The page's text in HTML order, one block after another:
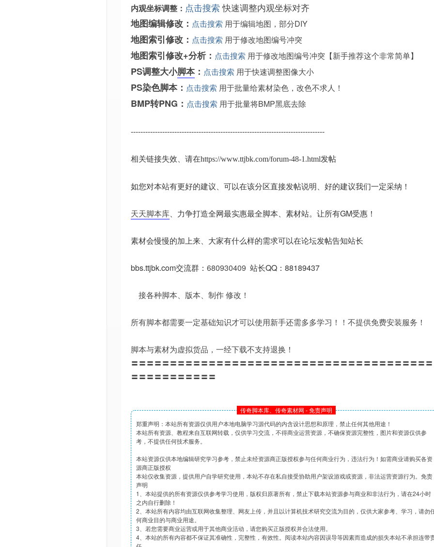
内观坐标调整： 点击搜索快速调整内观坐标对齐
地图编辑修改： 点击搜索 用于编辑地图，部分DIY
地图索引修改： 点击搜索 用于修改地图编号冲突
地图索引修改+分析： 点击搜索 用于修改地图编号冲突【新手推荐这个非常简单】
PS调整大小脚本： 点击搜索 用于快速调整图像大小
PS染色脚本： 点击搜索 用于批量给素材染色，改色不求人！
BMP转PNG： 点击搜索 用于批量将BMP黑底去除
--------------------------------------------------------------------------------
相关链接失效、请在https://www.ttjbk.com/forum-48-1.html发帖
如您对本站有更好的建议、可以在该分区直接发帖说明、好的建议我们一定采纳！
天天脚本库、力争打造全网最实惠最全脚本、素材站。让所有GM受惠！
素材会慢慢的加上来、大家有什么样的需求可以在论坛发帖告知站长
bbs.ttjbk.com交流群： 680930409 站长QQ：88189437
接各种脚本、版本、制作 修改！
所有脚本都需要一定基础知识才可以使用新手还需多多学习！！不提供免费安装服务！
脚本与素材为虚拟货品，一经下载不支持退换！
〓〓〓〓〓〓〓〓〓〓〓〓〓〓〓〓〓〓〓〓〓〓〓〓〓〓〓〓〓〓〓〓〓〓〓〓〓〓
〓〓〓〓〓〓〓〓〓〓〓
传奇脚本库、传奇素材网 - 免责声明
郑重声明：本站所有资源仅供用户本地电脑学习源代码的内含设计思想和原理，禁止任何其他用途！
本站所有资源、教程来自互联网转载，仅供学习交流，不得商业运营资源，不确保资源完整性，图片和资源仅供参
考，不提供任何技术服务。
本站资源仅供本地编辑研究学习参考，禁止未经资源商正版授权参与任何商业行为，违法行为！如需商业请购买各资
源商正版授权
本站仅收集资源，提供用户自学研究使用，本站不存在私自接受协助用户架设游戏或资源，非法运营资源行为。免责
声明
1、本站提供的所有资源仅供参考学习使用，版权归原著所有，禁止下载本站资源参与商业和非法行为，请在24小时
之内自行删除！
2、本站所有内容均由互联网收集整理、网友上传，并且以计算机技术研究交流为目的，仅供大家参考、学习，请勿
何商业目的与商业用途。
3、若您需要商业运营或用于其他商业活动，请您购买正版授权并合法使用。
4、本站的所有内容都不保证其准确性，完整性，有效性。阅读本站内容因误导等因素而造成的损失本站不承担连带